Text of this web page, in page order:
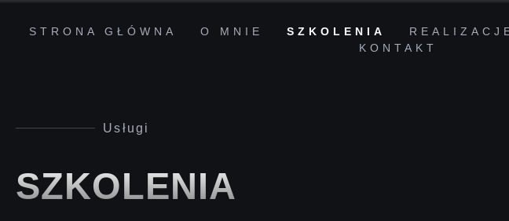
STRONA GŁÓWNA O MNIE SZKOLENIA
KONTAKT
Usługi
SZKOLENIA